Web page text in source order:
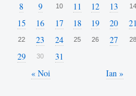
« Noi Ian »
8 9 10 11 12 13 14
15 16 17 18 19 20 21
22 23 24 25 26 27 28
29 30 31